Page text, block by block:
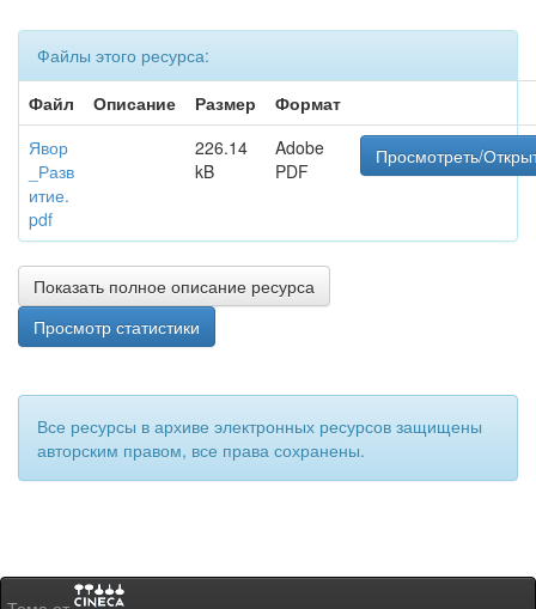
Файлы этого ресурса:
Файл
Описание Размер
Формат
Явор
_Разв
итие.
pdf
226.14
kB
Adobe
PDF
Просмотреть/
Показать полное описание ресурса
Просмотр статистики
Все ресурсы в архиве электронных ресурсов защищены
авторским правом, все права сохранены.